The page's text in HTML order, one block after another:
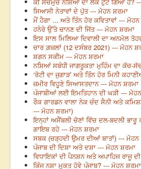
ਸਿਆਸੀ ਨੇਤਾਵਾਂ ਦੇ ਪੁੱਤ --- ਮੋਹਨ ਸ਼ਰਮਾ
ਮੈਂ ਹੈਗਾ ... ਅਤੇ ਤਿੰਨ ਹੋਰ ਕਵਿਤਾਵਾਂ ---
ਹਨੇਰੇ ਉੱਤੇ ਚਾਨਣ ਦੀ ਜਿੱਤ --- ਮੋਹਨ ਸ਼ਰਮਾ
ਇਸ ਸਾਲ ਮਿਲਿਆ ਦਿਵਾਲੀ ਦਾ ਅਨਮੋਲ
ਚਾਰ ਗ਼ਜ਼ਲਾਂ (12 ਦਸੰਬਰ 2021) --- ਮੋਹਨ
ਸ਼ਗਨ ਸਕੀਮ --- ਮੋਹਨ ਸ਼ਰਮਾ
ਨਸ਼ਿਆਂ ਸਬੰਧੀ ਜਾਗਰੂਕਤਾ ਮੁਹਿੰਮ ਦਾ ਕੱਚ-
‘ਰੋਟੀ ਦਾ ਜੁਗਾੜ’ ਅਤੇ ਤਿੰਨ ਹੋਰ ਮਿਨੀ
ਜ਼ਮੀਰ ਵਿਹੂਣੇ ਸਿਆਸਤਦਾਨ --- ਮੋਹਨ ਸ਼ਰਮਾ
ਪੰਜਾਬੀਆਂ ਲਈ ਇਮਤਿਹਾਨ ਦੀ ਘੜੀ ---
ਰੌਕ ਗਾਰਡਨ ਵਾਲਾ ਨੇਕ ਚੰਦ ਸੈਨੀ ਅਤੇ
--- ਮੋਹਨ ਸ਼ਰਮਾ)
ਇਨ੍ਹਾਂ ਅਸੈਂਬਲੀ ਚੋਣਾਂ ਵਿੱਚ ਦਲ-ਬਦਲੀ ਭਾਰੂ
ਗਾਇਬ ਰਹੇ --- ਮੋਹਨ ਸ਼ਰਮਾ
ਸਬਕ (ਚੜ੍ਹਦੀ ਉਮਰ ਦੀਆਂ ਬਾਤਾਂ) --- ਮੋਹਨ
ਪੰਜਾਬ ਦੀ ਦਿਸ਼ਾ ਅਤੇ ਦਸ਼ਾ --- ਮੋਹਨ ਸ਼ਰਮਾ
ਵਿਧਾਇਕਾਂ ਦੀ ਪੈਨਸ਼ਨ ਅਤੇ ਅਪਾਹਿਜ ਰਾਜੂ
ਕਿੰਜ ਨਸ਼ਾ ਮੁਕਤ ਹੋਵੇ ਪੰਜਾਬ? --- ਮੋਹਨ ਸ਼ਰਮਾ